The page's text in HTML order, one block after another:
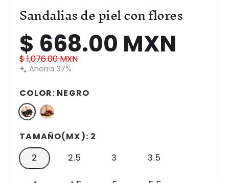
Sandalias de piel con flores
Precio
de
oferta
$ 668.00 MXN
Precio
habitual
$ 1,076.00 MXN
Ahorra 37%
COLOR: NEGRO
TAMAÑO(MX): 2
2
2.5 3 3.5